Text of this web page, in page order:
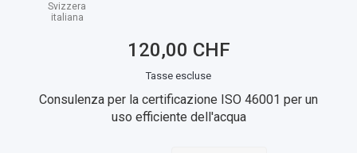
Svizzera
italiana
120,00 CHF
Tasse escluse
Consulenza per la certificazione ISO 46001 per un
uso efficiente dell'acqua